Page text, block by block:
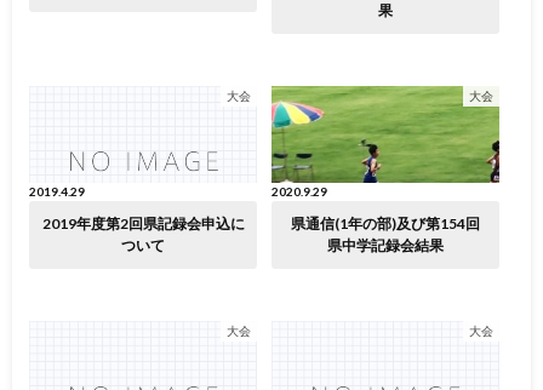
果
大会
2019.4.29
2019年度第2回県記録会申込に
ついて
大会
2020.9.29
県通信(1年の部)及び第154回
県中学記録会結果
大会 大会